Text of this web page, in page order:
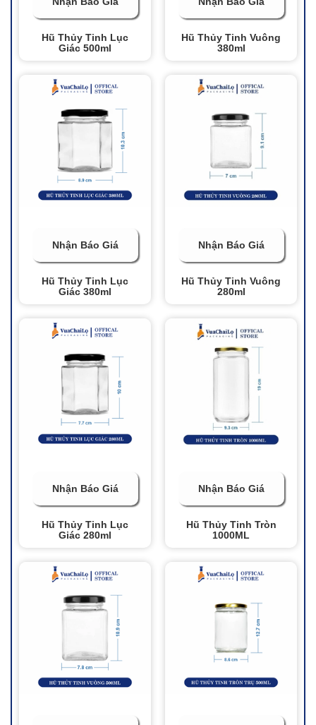
Hũ Thủy Tinh Lục
Giác 500ml
Nhận Báo Giá
Hũ Thủy Tinh Lục
Giác 380ml
Nhận Báo Giá
Hũ Thủy Tinh Lục
Giác 280ml
Hũ Thủy Tinh Vuông
380ml
Nhận Báo Giá
Hũ Thủy Tinh Vuông
280ml
Nhận Báo Giá
Hũ Thủy Tinh Tròn
1000ML